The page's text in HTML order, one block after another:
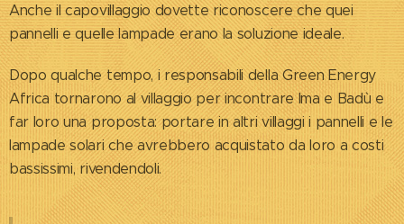
Anche il capovillaggio dovette riconoscere che quei
pannelli e quelle lampade erano la soluzione ideale.
Dopo qualche tempo, i responsabili della Green Energy
Africa tornarono al villaggio per incontrare Ima e Badù e
far loro una proposta: portare in altri villaggi i pannelli e le
lampade solari che avrebbero acquistato da loro a costi
bassissimi, rivendendoli.